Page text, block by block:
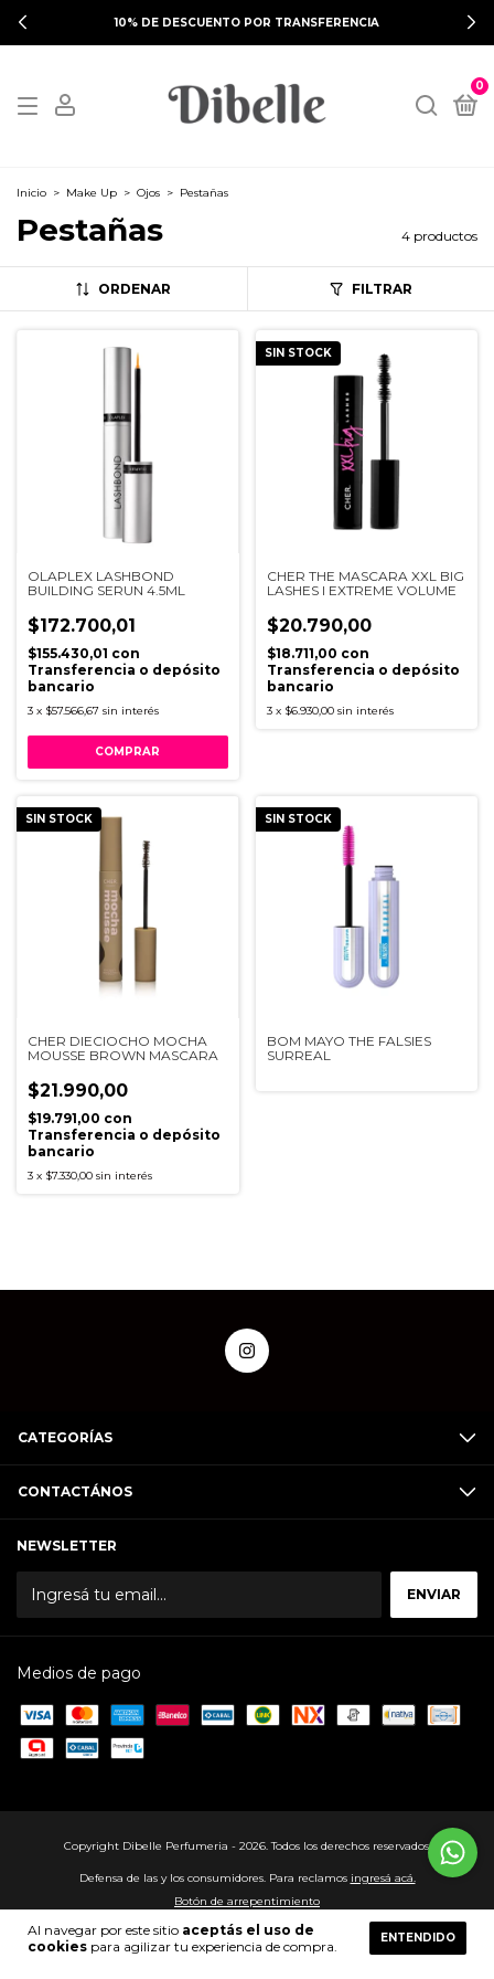
10% DE DESCUENTO POR TRANSFERENCIA
0
Al navegar por este sitio aceptás el uso de
cookies para agilizar tu experiencia de compra.
ENTENDIDO
Inicio > Make Up > Ojos > Pestañas
Pestañas 4 productos
ORDENAR FILTRAR
OLAPLEX LASHBOND
BUILDING SERUN 4.5ML
$172.700,01
$155.430,01 con
Transferencia o depósito
bancario
3 x $57.566,67 sin interés
SIN STOCK
CHER THE MASCARA XXL BIG
LASHES I EXTREME VOLUME
$20.790,00
$18.711,00 con
Transferencia o depósito
bancario
3 x $6.930,00 sin interés
SIN STOCK
CHER DIECIOCHO MOCHA
MOUSSE BROWN MASCARA
$21.990,00
$19.791,00 con
Transferencia o depósito
bancario
3 x $7.330,00 sin interés
SIN STOCK
BOM MAYO THE FALSIES
SURREAL
CATEGORÍAS
CONTACTÁNOS
NEWSLETTER
Medios de pago
Copyright Dibelle Perfumeria - 2026. Todos los derechos reservados.
Defensa de las y los consumidores. Para reclamos ingresá acá.
Botón de arrepentimiento